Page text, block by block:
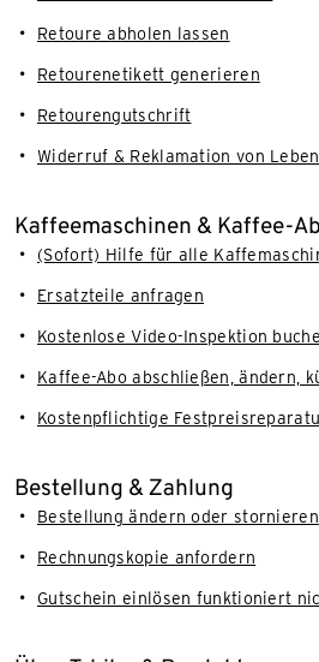
Retoure abholen lassen
Retourenetikett generieren
Retourengutschrift
Widerruf & Reklamation von
Kaffeemaschinen & Kaffee-
(Sofort) Hilfe für alle
Ersatzteile anfragen
Kostenlose Video-Inspektion
Kaffee-Abo abschließen, ändern,
Kostenpflichtige
Bestellung & Zahlung
Bestellung ändern oder stornieren
Rechnungskopie anfordern
Gutschein einlösen funktioniert